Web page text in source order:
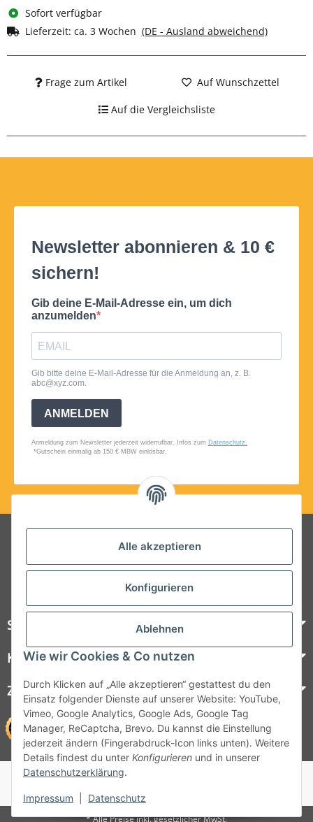
Alle akzeptieren
Konfigurieren
Ablehnen
Wie wir Cookies & Co nutzen
Durch Klicken auf „Alle akzeptieren“ gestattest du den
Einsatz folgender Dienste auf unserer Website: YouTube,
Vimeo, Google Analytics, Google Ads, Google Tag
Manager, ReCaptcha, Brevo. Du kannst die Einstellung
jederzeit ändern (Fingerabdruck-Icon links unten). Weitere
Details findest du unter Konfigurieren und in unserer
Datenschutzerklärung.
Impressum Datenschutz
Sofort verfügbar
Lieferzeit: ca. 3 Wochen (DE - Ausland abweichend)
Frage zum Artikel Auf Wunschzettel
Auf die Vergleichsliste
Folgt uns auf Social Media
Steelboxx
Kundenservice
Zahlungsmöglichkeiten
© 1964 - 2026 Lüllmann GmbH
© 1964 - 2024 Lüllmann GmbH
* Alle Preise inkl. gesetzlicher MwSt.